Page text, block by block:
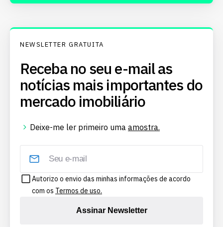
NEWSLETTER GRATUITA
Receba no seu e-mail as
notícias mais importantes do
mercado imobiliário
Deixe-me ler primeiro uma amostra.
Autorizo o envio das minhas informações de acordo
com os Termos de uso.
Assinar Newsletter